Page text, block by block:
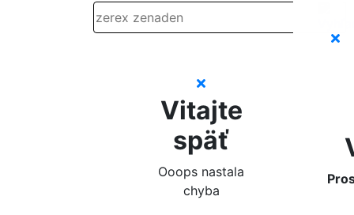
Vitajte
späť
Ooops nastala
chyba